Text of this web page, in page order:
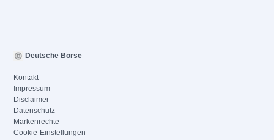
Deutsche Börse
Kontakt
Impressum
Disclaimer
Datenschutz
Markenrechte
Cookie-Einstellungen